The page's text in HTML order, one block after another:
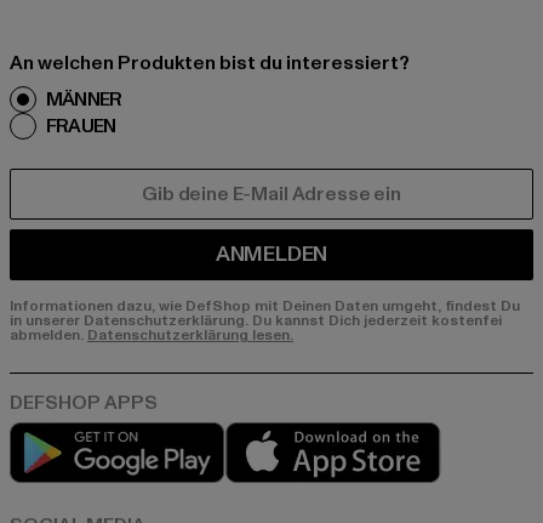
An welchen Produkten bist du interessiert?
MÄNNER
FRAUEN
ANMELDEN
Informationen dazu, wie DefShop mit Deinen Daten umgeht, findest Du
in unserer Datenschutzerklärung. Du kannst Dich jederzeit kostenfei
abmelden. Datenschutzerklärung lesen.
Play market